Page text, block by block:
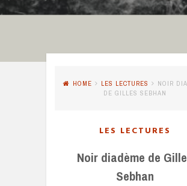
HOME LES LECTURES
NOIR
DE GILLES SEBHAN
LES LECTURES
Noir diadème de
Sebhan